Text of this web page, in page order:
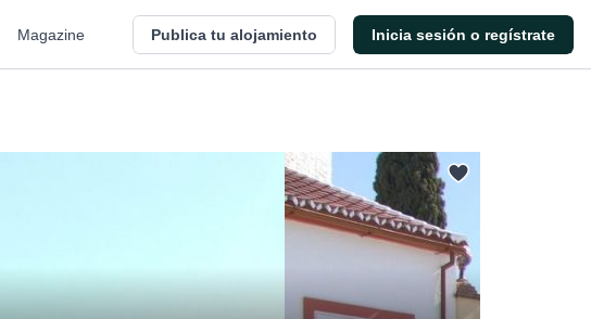
Magazine Publica tu alojamiento Inicia sesión o regístrate